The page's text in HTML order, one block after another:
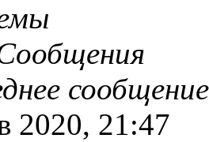
сообщение
2020, 21:47